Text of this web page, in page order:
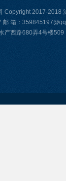
Copyright 2017-2018
邮 箱：
产西路680弄4号楼509